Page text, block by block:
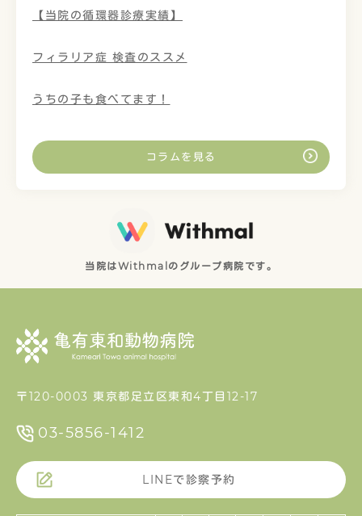
【当院の循環器診療実績】
フィラリア症 検査のススメ
うちの子も食べてます！
コラムを見る
当院はWithmalのグループ病院です。
〒120-0003 東京都足立区東和4丁目12-17
03-5856-1412
LINEで診察予約